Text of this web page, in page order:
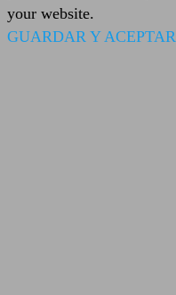
your website.
GUARDAR Y ACEPTAR